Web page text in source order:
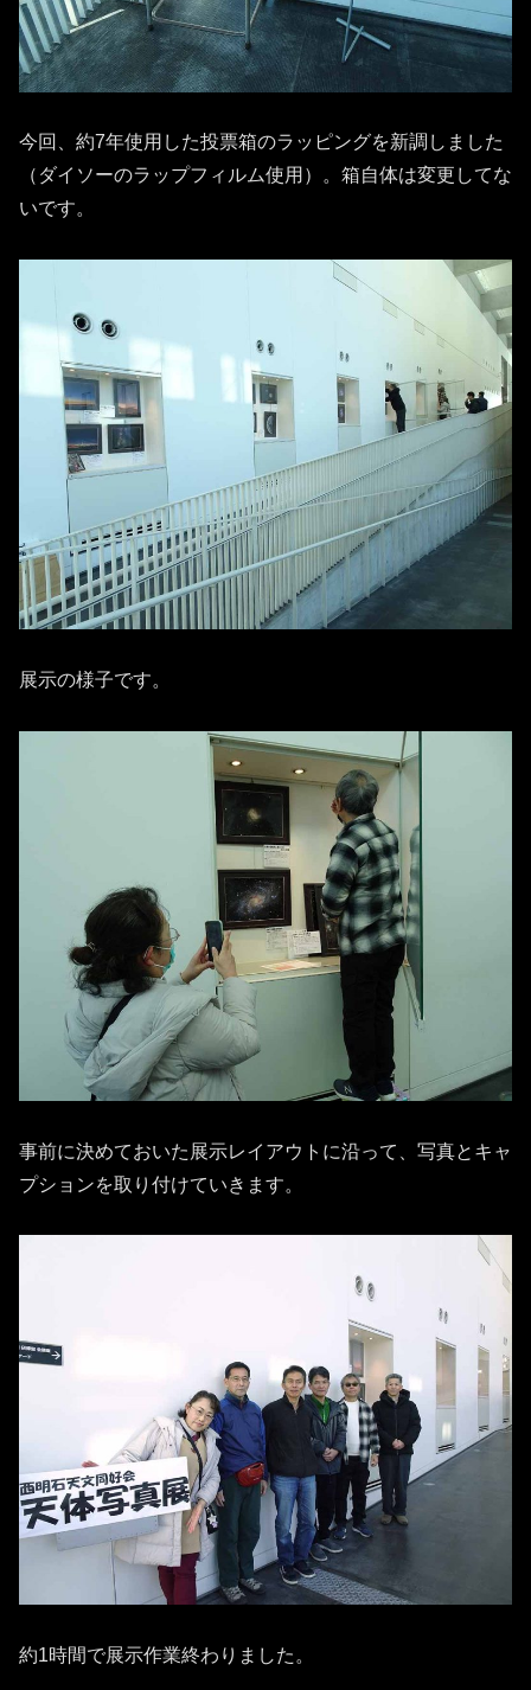
今回、約7年使用した投票箱のラッピングを新調しました
（ダイソーのラップフィルム使用）。箱自体は変更してな
いです。
展示の様子です。
事前に決めておいた展示レイアウトに沿って、写真とキャ
プションを取り付けていきます。
約1時間で展示作業終わりました。